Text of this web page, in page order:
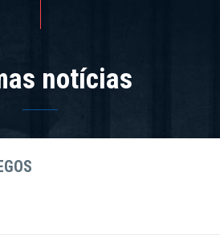
notícias